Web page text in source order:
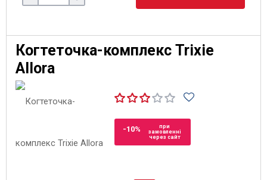
Когтеточка-комплекс Trixie
Allora
-10%
при
замовленні
через сайт